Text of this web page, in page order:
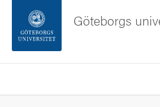
Sidfoten
Göteborgs